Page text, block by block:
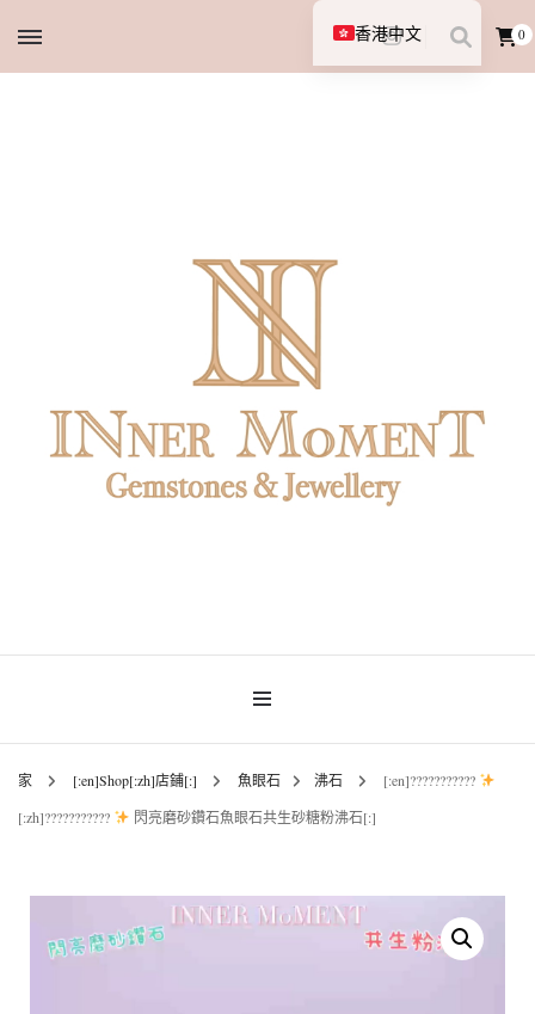
0
INNER MoMENT |
香港魚眼石、紫晶、
白晶原石礦石專門店 |
家 [:en]Shop[:zh]店鋪[:] 魚眼石 沸石
[:en]???????????
[:zh]???????????
閃亮磨砂鑽石魚眼石共生砂糖粉沸石[:]
香港中文
English (UK)